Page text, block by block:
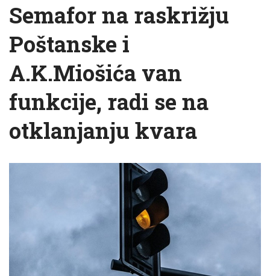
Semafor na raskrižju
Poštanske i
A.K.Miošića van
funkcije, radi se na
otklanjanju kvara